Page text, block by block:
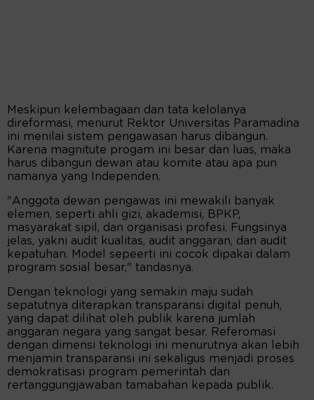
Meskipun kelembagaan dan tata kelolanya
direformasi, menurut Rektor Universitas Paramadina
ini menilai sistem pengawasan harus dibangun.
Karena magnitute progam ini besar dan luas, maka
harus dibangun dewan atau komite atau apa pun
namanya yang Independen.
"Anggota dewan pengawas ini mewakili banyak
elemen, seperti ahli gizi, akademisi, BPKP,
masyarakat sipil, dan organisasi profesi. Fungsinya
jelas, yakni audit kualitas, audit anggaran, dan audit
kepatuhan. Model sepeerti ini cocok dipakai dalam
program sosial besar," tandasnya.
Dengan teknologi yang semakin maju sudah
sepatutnya diterapkan transparansi digital penuh,
yang dapat dilihat oleh publik karena jumlah
anggaran negara yang sangat besar. Referomasi
dengan dimensi teknologi ini menurutnya akan lebih
menjamin transparansi ini sekaligus menjadi proses
demokratisasi program pemerintah dan
rertanggungjawaban tamabahan kepada publik.